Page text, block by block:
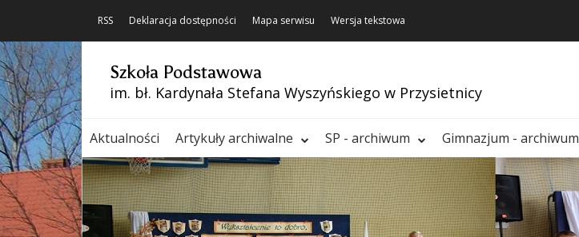
RSS Deklaracja dostępności Mapa serwisu Wersja tekstowa
Szkoła Podstawowa
im. bł. Kardynała Stefana Wyszyńskiego w Przysietnicy
Aktualności Artykuły archiwalne SP - archiwum Gimnazjum - archiwum